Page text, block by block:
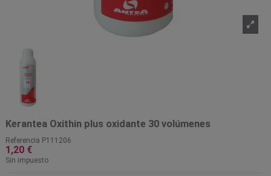
Kerantea Oxithin plus oxidante 30 volúmenes
Referencia P111206
1,20 €
Sin impuesto